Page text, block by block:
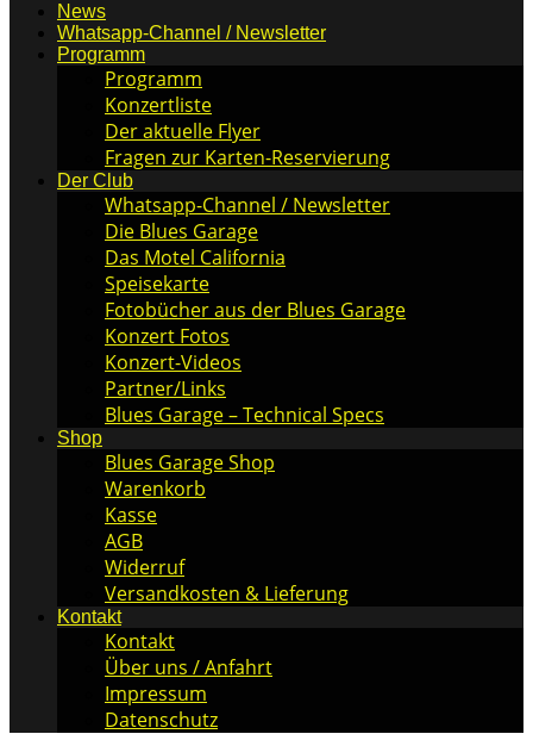
News
Whatsapp-Channel / Newsletter
Programm
Programm
Konzertliste
Der aktuelle Flyer
Fragen zur Karten-Reservierung
Der Club
Whatsapp-Channel / Newsletter
Die Blues Garage
Das Motel California
Speisekarte
Fotobücher aus der Blues Garage
Konzert Fotos
Konzert-Videos
Partner/Links
Blues Garage – Technical Specs
Shop
Blues Garage Shop
Warenkorb
Kasse
AGB
Widerruf
Versandkosten & Lieferung
Kontakt
Kontakt
Über uns / Anfahrt
Impressum
Datenschutz